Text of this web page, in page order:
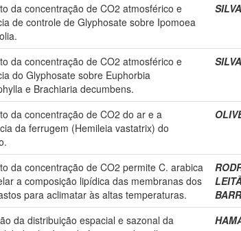
da concentração de CO2 atmosférico e
de controle de Glyphosate sobre Ipomoea
da concentração de CO2 atmosférico e
do Glyphosate sobre Euphorbia
e Brachiaria decumbens.
da concentração de CO2 do ar e a
da ferrugem (Hemileia vastatrix) do
da concentração de CO2 permite C. arabica
a composição lipídica das membranas dos
para aclimatar às altas temperaturas.
da distribuição espacial e sazonal da